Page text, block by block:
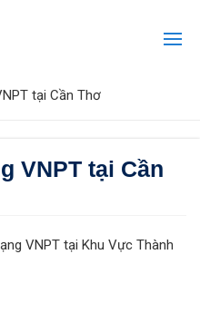
tại Cần Thơ
VNPT tại Cần
VNPT tại Khu Vực Thành